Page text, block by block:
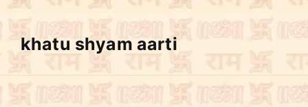
khatu shyam aarti